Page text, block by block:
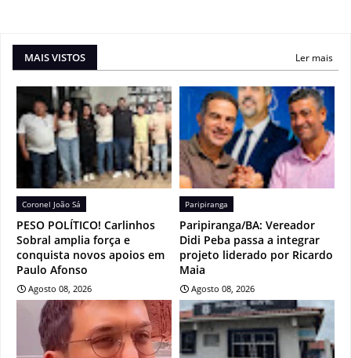
MAIS VISTOS Ler mais
Coronel João Sá
PESO POLÍTICO! Carlinhos
Sobral amplia força e
conquista novos apoios em
Paulo Afonso
Agosto 08, 2026
Paripiranga
Paripiranga/BA: Vereador
Didi Peba passa a integrar
projeto liderado por Ricardo
Maia
Agosto 08, 2026